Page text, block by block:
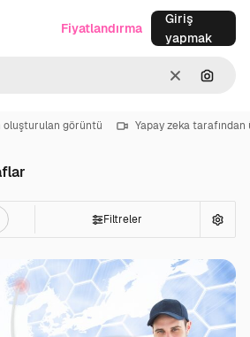
Temizlemek
Fiyatlandırma
Giriş
yapmak
oluşturulan görüntü Yapay zeka
Filtreler